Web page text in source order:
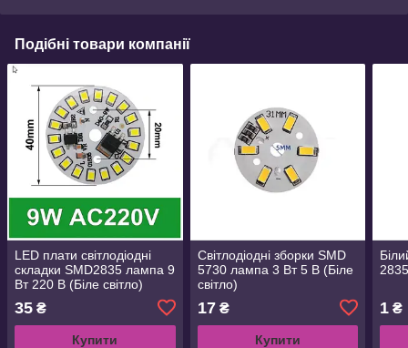
Подібні товари компанії
LED плати світлодіодні
складки SMD2835 лампа 9
Вт 220 В (Біле світло)
35 ₴
Купити
Світлодіодні зборки SMD
5730 лампа 3 Вт 5 В (Біле
світло)
17₴
Купити
1 ₴